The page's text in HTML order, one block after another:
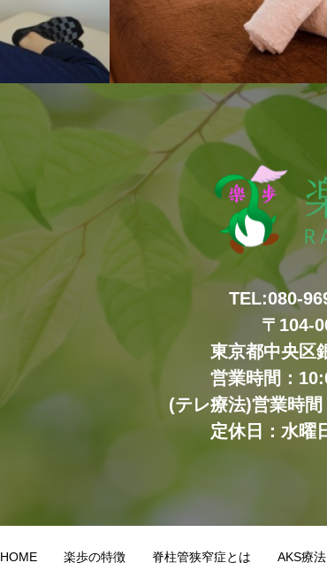
TEL:080-
〒104-
東京都中央区
営業時間：
(テレ療法)営業時
定休日：水曜
HOME 楽歩の特徴 脊柱管狭窄症とは AKS療法